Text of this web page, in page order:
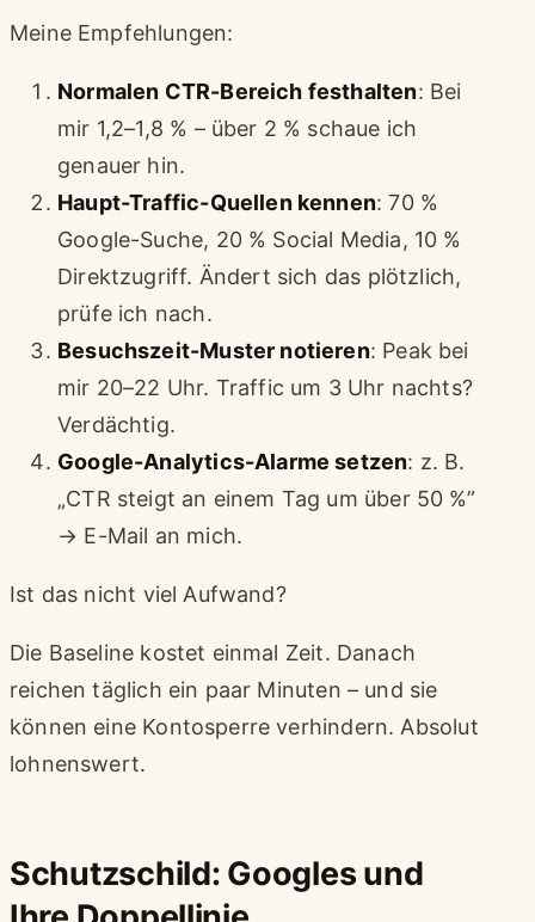
Meine Empfehlungen:
Normalen CTR-Bereich festhalten: Bei
mir 1,2–1,8 % – über 2 % schaue ich
genauer hin.
Haupt-Traffic-Quellen kennen: 70 %
Google-Suche, 20 % Social Media, 10 %
Direktzugriff. Ändert sich das plötzlich,
prüfe ich nach.
Besuchszeit-Muster notieren: Peak bei
mir 20–22 Uhr. Traffic um 3 Uhr nachts?
Verdächtig.
Google-Analytics-Alarme setzen: z. B.
„CTR steigt an einem Tag um über 50 %”
→ E-Mail an mich.
Ist das nicht viel Aufwand?
Die Baseline kostet einmal Zeit. Danach
reichen täglich ein paar Minuten – und sie
können eine Kontosperre verhindern. Absolut
lohnenswert.
Schutzschild: Googles und